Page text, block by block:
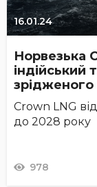
16.01.24
Норвезька
індійський
зрідженого
Crown LNG
до 2028 року
978